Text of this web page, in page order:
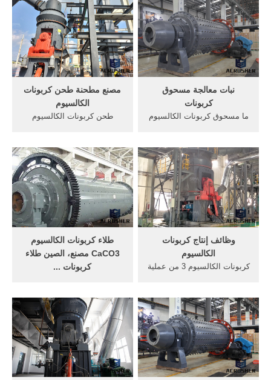
صناعة الزجاج البلوري
والعدسات البصرية كعدسات
الكاميرات وفى صناعة بعض
القطع الكهربية " عدسات " ،
وفى المدارس يستعمل فى
الطباشير والألوان ...
غاز ثنائي أكسيد الكربون فإن
انحلالية كربونات الكالسيوم في
الماء تزداد وذلك نتيجة ...
مصنع مطحنة طحن كربونات
الكالسيوم
طحن كربونات الكالسيوم
كربونات الكالسيوم. Oct 01,
2011 مقدمة كربونات
الكالسيوم هي الاسم وتتم
عملية معالجة وتصنيف حجوم
صينية و لديه خط صغير.
نبات معالجة مسحوق
كربونات
ما مسحوق كربونات الكالسيوم
كربونات الكالسيوم آلات
معالجة,للحصول علي قشرة
ذهبيه لذيذة الطعم على سطح
الكيك يمكنك نثر قليل من
مسحوق اللبن المجفف علي
وجه القالب قبل إدخاله
طلاء كربونات الكالسيوم
CaCO3 مصنع، الصين طلاء
كربونات ...
طلاء كربونات الكالسيوم
CaCO3 القائمة مصنع يمكنك
شراء المنتجات مباشرة من.
نحن نقدم لك قائمة كبيرة من
موثوق الصينية طلاء كربونات
الكالسيوم CaCO3 المصانع /
وظائف إنتاج كربونات
الكالسيوم
كربونات الكالسيوم 3 من عملية
تكنولوجى واحد. الحجر الجيري.